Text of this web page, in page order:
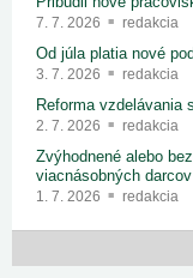
7. 7. 2026 redakcia
Od júla platia nové
3. 7. 2026 redakcia
Reforma vzdelávania
2. 7. 2026 redakcia
Zvýhodnené alebo
viacnásobných
1. 7. 2026 redakcia